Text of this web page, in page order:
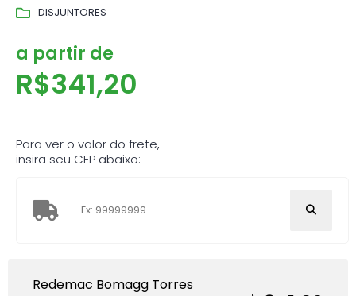
DISJUNTORES
a partir de
R$341,20
Para ver o valor do frete,
insira seu CEP abaixo:
Redemac Bomagg Torres